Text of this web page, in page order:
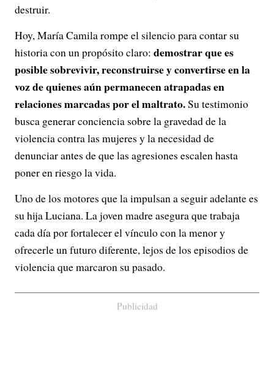
destruir.
Hoy, María Camila rompe el silencio para contar su
historia con un propósito claro: demostrar que es
posible sobrevivir, reconstruirse y convertirse en la
voz de quienes aún permanecen atrapadas en
relaciones marcadas por el maltrato.Su testimonio
busca generar conciencia sobre la gravedad de la
violencia contra las mujeres y la necesidad de
denunciar antes de que las agresiones escalen hasta
poner en riesgo la vida.
Uno de los motores que la impulsan a seguir adelante es
su hija Luciana. La joven madre asegura que trabaja
cada día por fortalecer el vínculo con la menor y
ofrecerle un futuro diferente, lejos de los episodios de
violencia que marcaron su pasado.
Publicidad